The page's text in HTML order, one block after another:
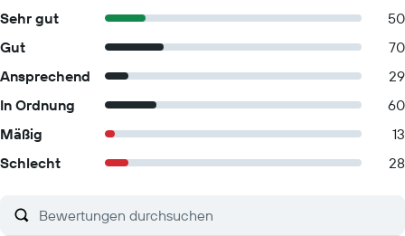
Sehr gut
50
Gut
70
Ansprechend
29
In Ordnung
60
Mäßig
13
Schlecht
28